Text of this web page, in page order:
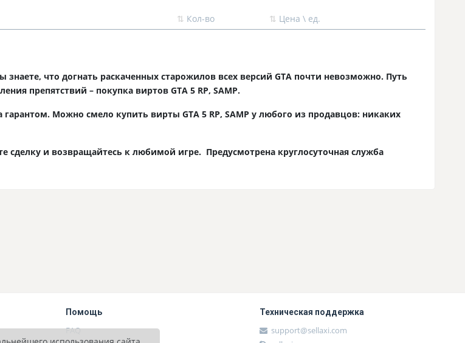
⇅ Кол-во ⇅ Цена \ ед.
что догнать раскаченных старожилов всех версий GTA почти невозможно. Путь
препятствий – покупка виртов GTA 5 RP, SAMP.
Можно смело купить вирты GTA 5 RP, SAMP у любого из продавцов: никаких
сделку и возвращайтесь к любимой игре. Предусмотрена круглосуточная служба
Помощь
FAQ
Техническая поддержка
support@sellaxi.com